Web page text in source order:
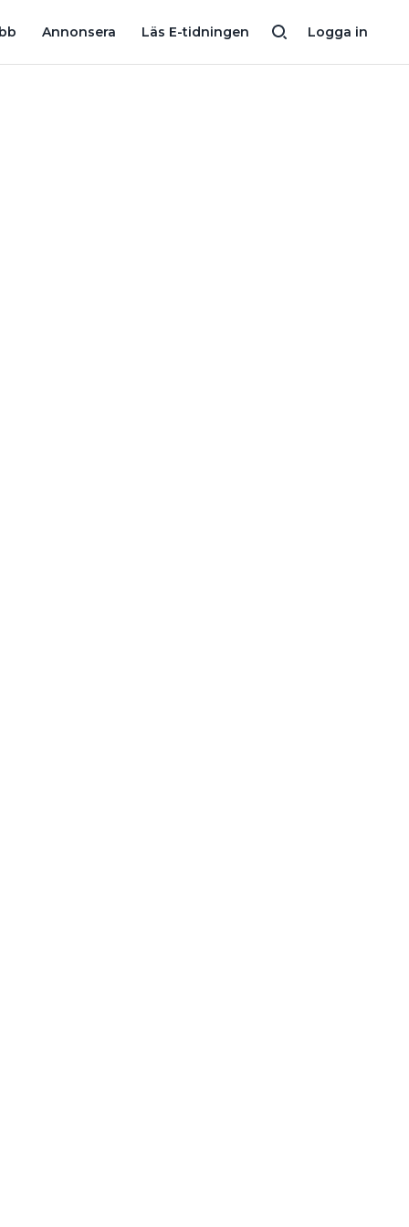
Logga in
Annonsera Läs E-tidningen
ÖVERTONER? NEJ, DET HÄR FÅR LAMPOR ATT FLIMRA